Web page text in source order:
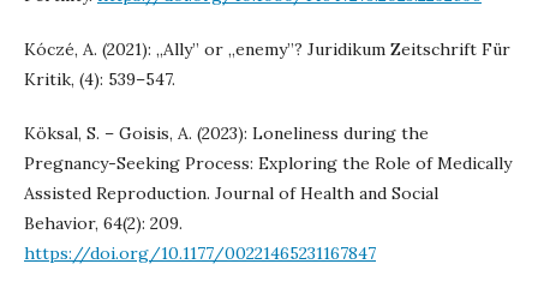
Kóczé, A. (2021): „Ally” or „enemy”? Juridikum Zeitschrift Für
Kritik, (4): 539–547.
Köksal, S. – Goisis, A. (2023): Loneliness during the
Pregnancy-Seeking Process: Exploring the Role of Medically
Assisted Reproduction. Journal of Health and Social
Behavior, 64(2): 209.
https://doi.org/10.1177/00221465231167847